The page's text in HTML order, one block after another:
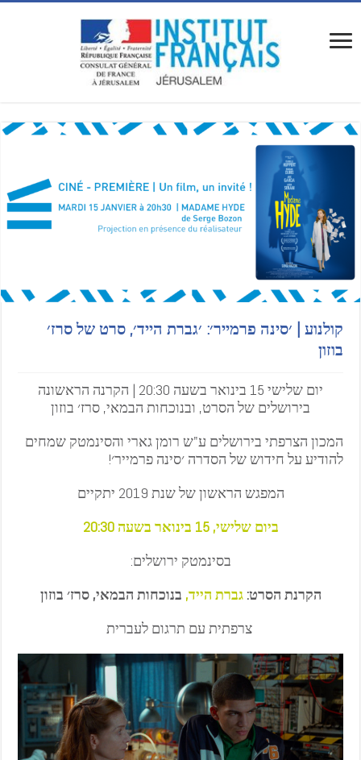
קולנוע | ׳סינה פרמייר׳: ׳גברת הייד׳, סרט של סרז׳
בוזון
יום שלישי 15 בינואר בשעה 20:30 | הקרנה הראשונה
בירושלים של הסרט, ובנוכחות הבמאי, סרז׳ בוזון
המכון הצרפתי בירושלים ע"ש רומן גארי והסינמטק שמחים
להודיע על חידוש של הסדרה ׳סינה פרמייר׳!
המפגש הראשון של שנת 2019 יתקיים
ביום שלישי, 15 בינואר בשעה
20:30
בסינמטק ירושלים:
הקרנת הסרט: גברת הייד, בנוכחות הבמאי, סרז׳ בוזון
צרפתית עם תרגום לעברית